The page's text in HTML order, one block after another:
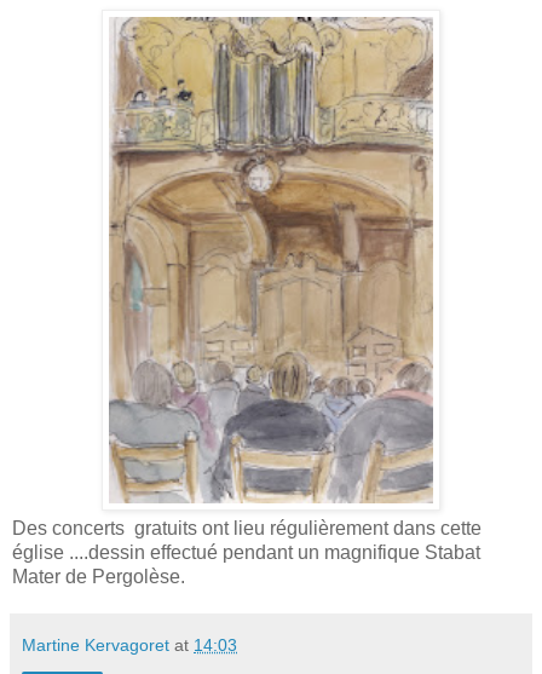
Des concerts gratuits ont lieu régulièrement dans cette
église ....dessin effectué pendant un magnifique Stabat
Mater de Pergolèse.
Martine Kervagoret at 14:03